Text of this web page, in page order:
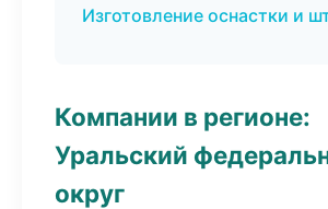
Изготовление оснастки и
Компании в регионе:
Уральский
округ